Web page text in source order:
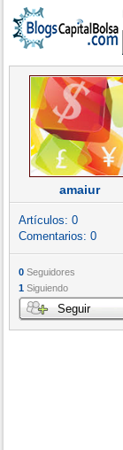
amaiur
Artículos: 0
Comentarios: 0
0 Seguidores
1 Siguiendo
Seguir